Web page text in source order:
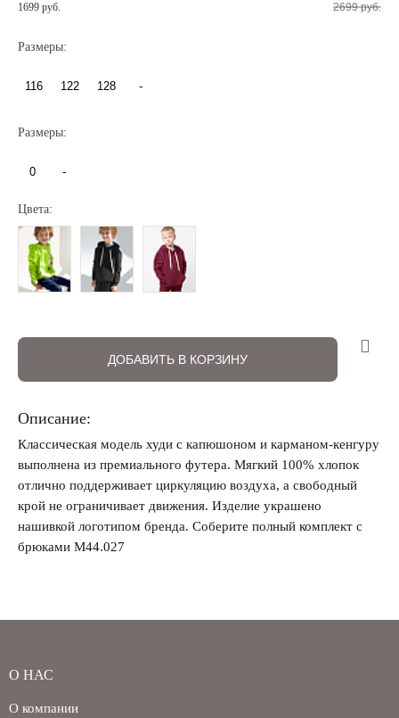
Запомнить меня на этом компьютере
Забыли свой пароль?
1699 руб. 2699 руб.
Размеры:
116 122 128 -
Размеры:
0 -
Цвета:
ДОБАВИТЬ В КОРЗИНУ
Описание:
Классическая модель худи с капюшоном и карманом-кенгуру
выполнена из премиального футера. Мягкий 100% хлопок
отлично поддерживает циркуляцию воздуха, а свободный
крой не ограничивает движения. Изделие украшено
нашивкой логотипом бренда. Соберите полный комплект с
брюками M44.027
О НАС
О компании